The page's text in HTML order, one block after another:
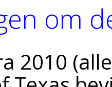
om
2010